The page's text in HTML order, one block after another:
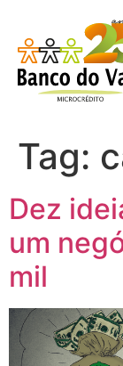
Tag:
Dez
um
mil